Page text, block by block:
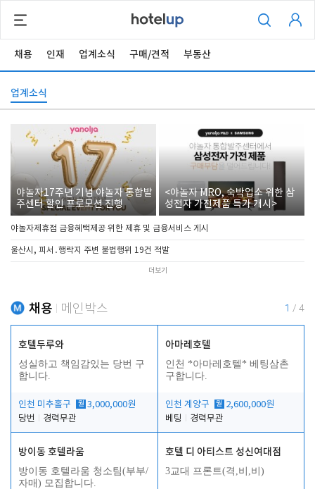
채용 인재 업계소식 구매/견적 부동산
업계소식
야놀자17주년 기념 야놀자 통합발
주센터 할인 프로모션 진행
<야놀자 MRO, 숙박업소 위한 삼
성전자 가전제품 특가 개시>
야놀자제휴점 금융혜택제공 위한 제휴 및 금융서비스 게시
울산시, 피서․행락지 주변 불법행위 19건 적발
더보기
채용 메인박스 1 / 4
호텔두루와
성실하고 책임감있는 당번 구
합니다.
인천 미추홀구 월 3,000,000원
당번
경력무관
아마레호텔
인천 *아마레호텔* 베팅삼촌
구합니다.
인천 계양구 월 2,600,000원
베팅
경력무관
방이동 호텔라움
방이동 호텔라움 청소팀(부부/
자매) 모집합니다.
호텔 디 아티스트 성신여대점
3교대 프론트(격,비,비)